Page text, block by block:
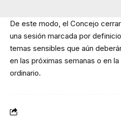
De este modo, el Concejo
una sesión marcada por
temas sensibles que aún
en las próximas semanas o en
ordinario.